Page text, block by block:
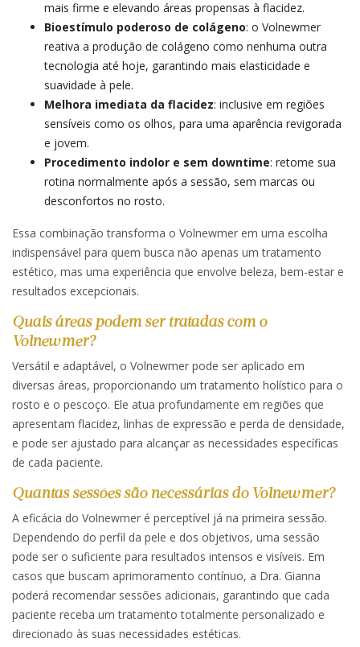
mais firme e elevando áreas propensas à flacidez.
Bioestímulo poderoso de colágeno: o Volnewmer
reativa a produção de colágeno como nenhuma outra
tecnologia até hoje, garantindo mais elasticidade e
suavidade à pele.
Melhora imediata da flacidez: inclusive em regiões
sensíveis como os olhos, para uma aparência revigorada
e jovem.
Procedimento indolor e sem downtime: retome sua
rotina normalmente após a sessão, sem marcas ou
desconfortos no rosto.
Essa combinação transforma o Volnewmer em uma escolha
indispensável para quem busca não apenas um tratamento
estético, mas uma experiência que envolve beleza, bem-estar e
resultados excepcionais.
Quais áreas podem ser tratadas com o
Volnewmer?
Versátil e adaptável, o Volnewmer pode ser aplicado em
diversas áreas, proporcionando um tratamento holístico para o
rosto e o pescoço. Ele atua profundamente em regiões que
apresentam flacidez, linhas de expressão e perda de densidade,
e pode ser ajustado para alcançar as necessidades específicas
de cada paciente.
Quantas sessões são necessárias do Volnewmer?
A eficácia do Volnewmer é perceptível já na primeira sessão.
Dependendo do perfil da pele e dos objetivos, uma sessão
pode ser o suficiente para resultados intensos e visíveis. Em
casos que buscam aprimoramento contínuo, a Dra. Gianna
poderá recomendar sessões adicionais, garantindo que cada
paciente receba um tratamento totalmente personalizado e
direcionado às suas necessidades estéticas.